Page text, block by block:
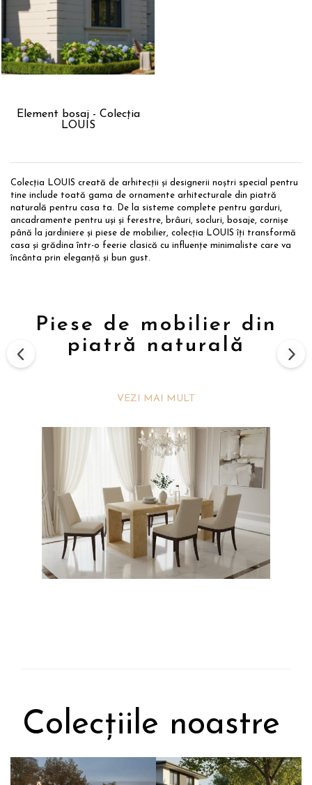
Element bosaj - Colecția
LOUIS
Colecția LOUIS creată de arhitecții și designerii noștri special pentru
tine include toată gama de ornamente arhitecturale din piatră
naturală pentru casa ta. De la sisteme complete pentru garduri,
ancadramente pentru uși și ferestre, brâuri, socluri, bosaje, cornișe
până la jardiniere și piese de mobilier, colecția LOUIS îți transformă
casa și grădina într-o feerie clasică cu influențe minimaliste care va
încânta prin eleganță și bun gust.
Piese de mobilier din
piatră naturală
VEZI MAI MULT
Colecțiile noastre